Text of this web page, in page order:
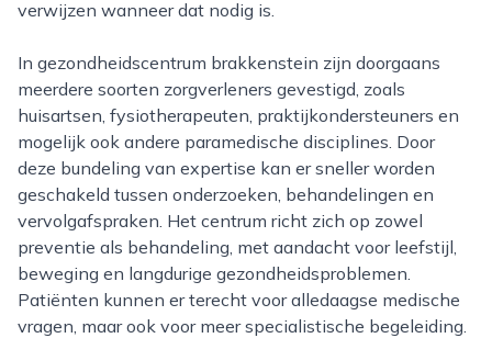
verwijzen wanneer dat nodig is.
In gezondheidscentrum brakkenstein zijn doorgaans
meerdere soorten zorgverleners gevestigd, zoals
huisartsen, fysiotherapeuten, praktijkondersteuners en
mogelijk ook andere paramedische disciplines. Door
deze bundeling van expertise kan er sneller worden
geschakeld tussen onderzoeken, behandelingen en
vervolgafspraken. Het centrum richt zich op zowel
preventie als behandeling, met aandacht voor leefstijl,
beweging en langdurige gezondheidsproblemen.
Patiënten kunnen er terecht voor alledaagse medische
vragen, maar ook voor meer specialistische begeleiding.